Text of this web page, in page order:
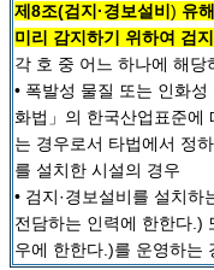
제8조(검지·경보설비 ) 유
미리 감지하기 위하여 검
각 호 중 어느 하나에 해당
• 폭발성 물질 또는 인화
화법」의 한국산업표준에
는 경우로서 타법에서 정
를 설치한 시설의 경우
• 검지·경보설비를 설치
전담하는 인력에 한한다.)
우에 한한다.)를 운영하는